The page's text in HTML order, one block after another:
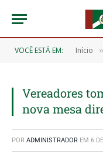
VOCÊ ESTÁ EM: Início »
Vereadores
nova mesa
POR ADMINISTRADOR EM 6